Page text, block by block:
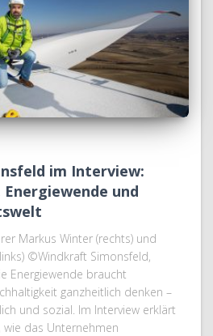
im Interview:
und
Markus Winter (rechts) und
©Windkraft Simonsfeld,
Energiewende braucht
ganzheitlich denken –
und sozial. Im Interview erklärt
das Unternehmen